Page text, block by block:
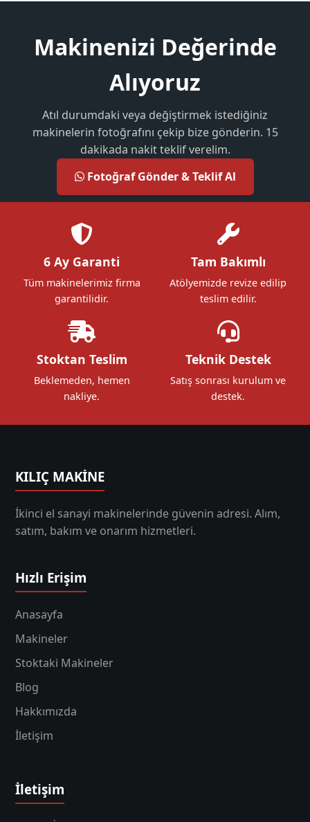
Makinenizi Değerinde
Alıyoruz
Atıl durumdaki veya değiştirmek istediğiniz
makinelerin fotoğrafını çekip bize gönderin. 15
dakikada nakit teklif verelim.
Fotoğraf Gönder & Teklif Al
6 Ay Garanti
Tüm makinelerimiz firma
garantilidir.
Tam Bakımlı
Atölyemizde revize edilip
teslim edilir.
Stoktan Teslim
Beklemeden, hemen
nakliye.
Teknik Destek
Satış sonrası kurulum ve
destek.
KILIÇ MAKİNE
İkinci el sanayi makinelerinde güvenin adresi. Alım,
satım, bakım ve onarım hizmetleri.
Hızlı Erişim
Anasayfa
Makineler
Stoktaki Makineler
Blog
Hakkımızda
İletişim
İletişim